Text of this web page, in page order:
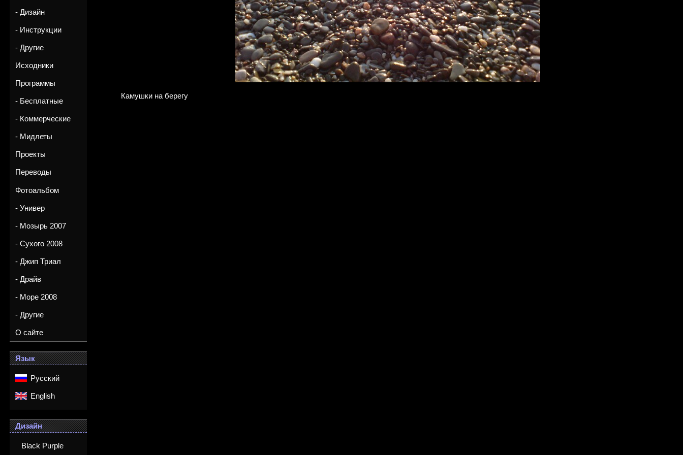
- Дизайн
- Инструкции
- Другие
Исходники
Программы
- Бесплатные
- Коммерческие
- Мидлеты
Проекты
Переводы
Фотоальбом
- Универ
- Мозырь 2007
- Сухого 2008
- Джип Триал
- Драйв
- Море 2008
- Другие
О сайте
Язык
Русский
English
Дизайн
Black Purple
Камушки на берегу